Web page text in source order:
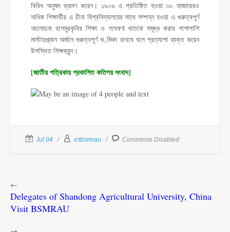
বিবিধ অনুষদ ভ্রমণ করেন। ১৯০৬ এ প্রতিষ্ঠিত হওয়া ৩০ হাজারেরও
অধিক শিক্ষার্থীর এ চীনা বিশ্ববিদ্যালয়ের সাথে সম্পন্ন হওয়া এ গুরুত্বপূর্ণ
আলোচনা বশেমুরকৃবির শিক্ষা ও গবেষণা খাতকে সমৃদ্ধ করার পাশাপাশি
মাস্টারপ্ল্যান অর্জনে গুরুত্বপূর্ণ ভ‚মিকা রাখবে বলে প্রত্যাশা ব্যক্ত করেন
উপস্থিত শিক্ষকবৃন্দ।
[জাতীয় পত্রিকায় প্রকাশিত কতিপয় সংবাদ]
Jul 04 ictbsmrau Comments Disabled
←
Delegates of Shandong Agricultural University, China
Visit BSMRAU